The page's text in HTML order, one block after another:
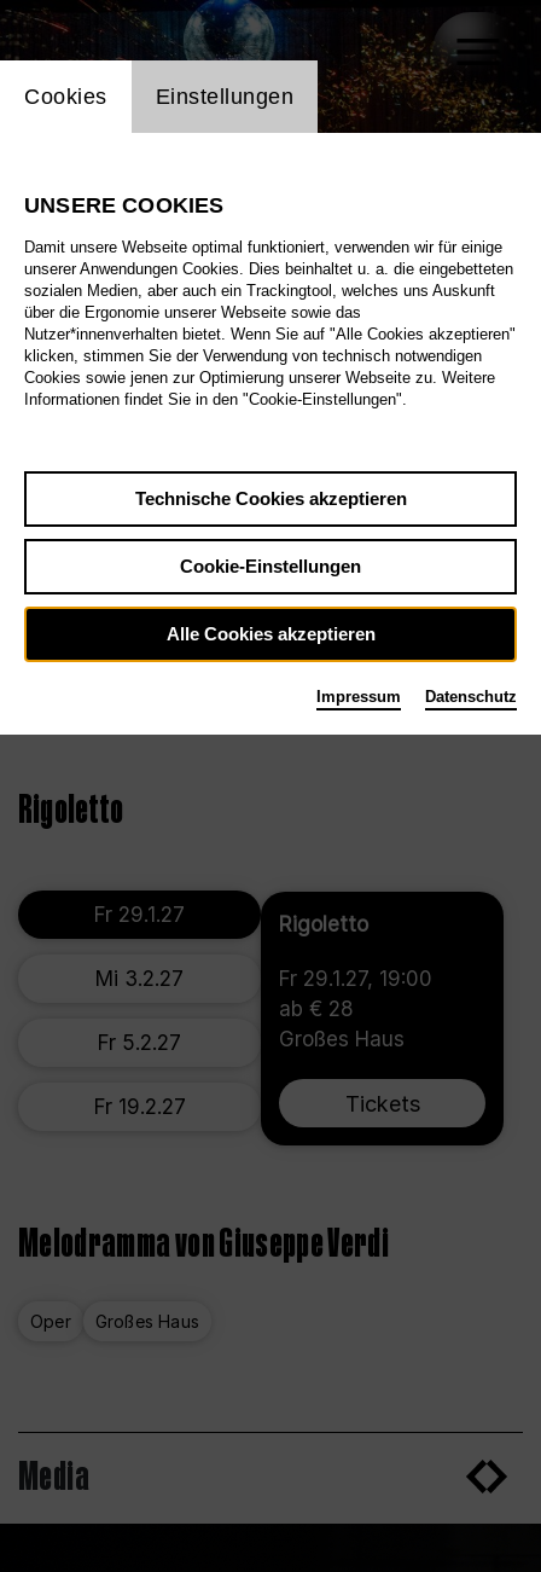
©2023, Bettina Stöß
Rigoletto
Fr 29.1.27
Mi 3.2.27
Fr 5.2.27
Fr 19.2.27
Rigoletto
Fr 29.1.27, 19:00
ab € 28
Großes Haus
Tickets
Melodramma von Giuseppe Verdi
Oper Großes Haus
Media
Einstellung Website Cookie
Cookies Einstellungen
UNSERE COOKIES
Damit unsere Webseite optimal funktioniert, verwenden wir für einige
unserer Anwendungen Cookies. Dies beinhaltet u. a. die eingebetteten
sozialen Medien, aber auch ein Trackingtool, welches uns Auskunft
über die Ergonomie unserer Webseite sowie das
Nutzer*innenverhalten bietet. Wenn Sie auf "Alle Cookies akzeptieren"
klicken, stimmen Sie der Verwendung von technisch notwendigen
Cookies sowie jenen zur Optimierung unserer Webseite zu. Weitere
Informationen findet Sie in den "Cookie-Einstellungen".
Technische Cookies akzeptieren
Cookie-Einstellungen
Alle Cookies akzeptieren
Impressum Datenschutz